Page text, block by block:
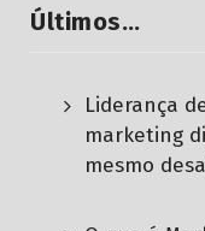
Últimos…
Liderança
marketing
mesmo